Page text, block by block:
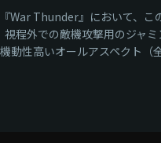
Thunder』において、
程外での敵機攻撃用のジ
性高いオールアスペクト